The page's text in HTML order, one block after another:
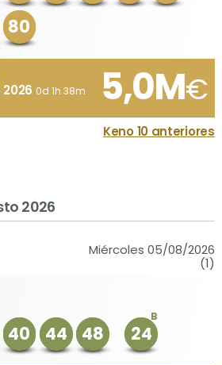
80
0d 1h 38m 5,0M€
Keno 10 anteriores
2026
Miércoles 05/08/2026
(1)
40 44 48
B
24